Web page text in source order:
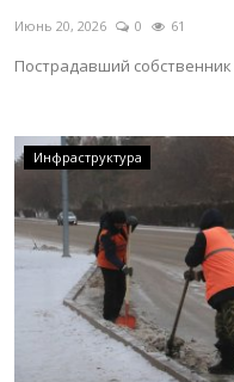
Июнь 20, 2026 0 61
Пострадавший собственник
Инфраструктура